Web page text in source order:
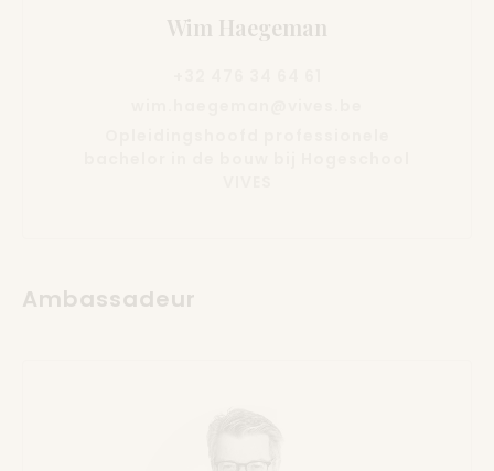
Wim Haegeman
Ambassadeur